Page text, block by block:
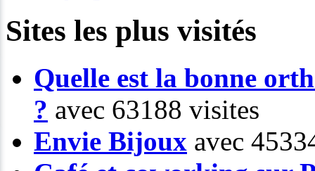
Sites les plus visités
Quelle est la bonne
? avec 63188 visites
Envie Bijoux avec